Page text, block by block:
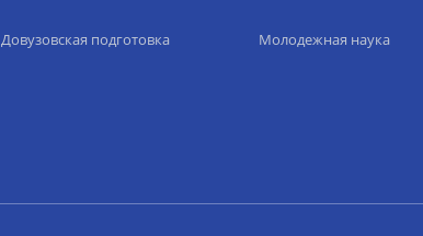
Довузовская подготовка Молодежная наука